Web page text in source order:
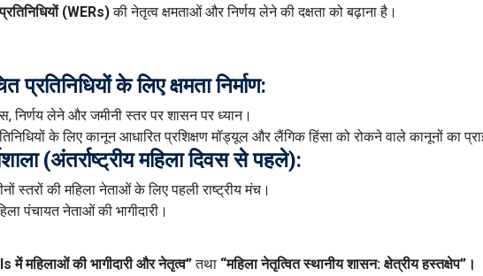
प्रतिनिधियों (WERs)की नेतृत्व क्षमताओं और निर्णय लेने की दक्षता को बढ़ाना है।
प्रतिनिधियों के लिए क्षमता निर्माण:
निर्णय लेने और जमीनी स्तर पर शासन पर ध्यान।
के लिए कानून आधारित प्रशिक्षण मॉड्यूल और लैंगिक हिंसा को रोकने वाले कानूनों का
(अंतर्राष्ट्रीय महिला दिवस से पहले):
स्तरों की महिला नेताओं के लिए पहली राष्ट्रीय मंच।
पंचायत नेताओं की भागीदारी।
में महिलाओं की भागीदारी और नेतृत्व”तथा “महिला नेतृत्वित स्थानीय शासन: क्षेत्रीय हस्तक्षेप”।